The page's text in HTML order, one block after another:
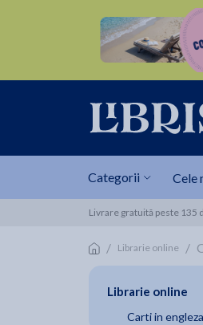
Categorii Cele
Livrare gratuită peste 135
/ Librarie online /
Librarie online
Carti in engleza